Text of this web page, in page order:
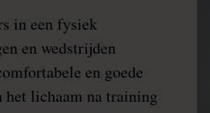
in een fysiek
en wedstrijden
en goede
het lichaam na training